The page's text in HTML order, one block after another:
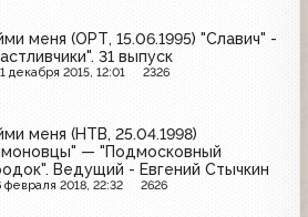
меня (ОРТ, 15.06.1995) "Славич" -
31 выпуск
декабря 2015, 12:01 2326
меня (НТВ, 25.04.1998)
— "Подмосковный
Ведущий - Евгений Стычкин
февраля 2018, 22:32 2626